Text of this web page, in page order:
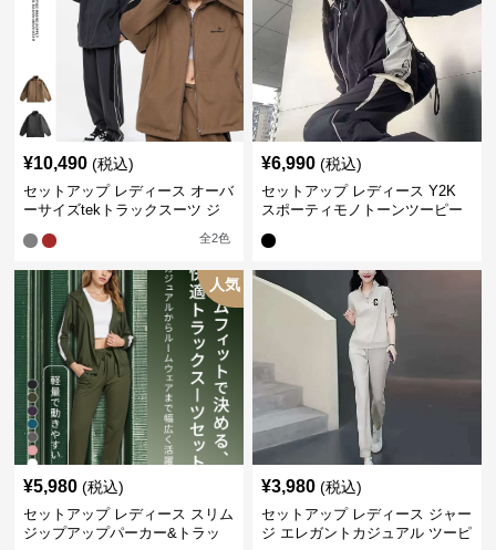
¥10,490 (税込)
セットアップ レディース オーバ
ーサイズtekトラックスーツ ジ
全2色
¥6,990 (税込)
セットアップ レディース Y2K
スポーティモノトーンツーピー
人気
¥5,980 (税込)
セットアップ レディース スリム
ジップアップパーカー&トラッ
¥3,980 (税込)
セットアップ レディース ジャー
ジ エレガントカジュアル ツーピ